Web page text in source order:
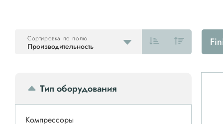
Производительность
Сортировка по полю
Тип оборудования
Компрессоры